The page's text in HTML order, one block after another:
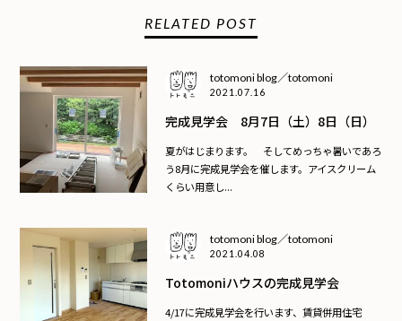
RELATED POST
totomoni blog／totomoni
2021.07.16
完成見学会 8月7日（土）8日（日）
夏がはじまります。 そしてめっちゃ暑いであろ
う8月に完成見学会を催します。アイスクリーム
くらい用意し...
totomoni blog／totomoni
2021.04.08
Totomoniハウスの完成見学会
4/17に完成見学会を行います、賃貸併用住宅